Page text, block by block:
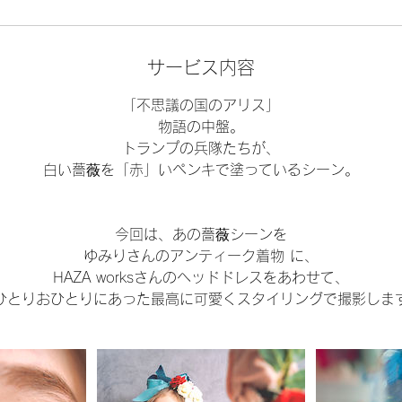
サービス内容
「不思議の国のアリス」
物語の中盤。
トランプの兵隊たちが、
白い薔薇を「赤」いペンキで塗っているシーン。
今回は、あの薔薇シーンを
ゆみりさんのアンティーク着物 に、
HAZA worksさんのヘッドドレスをあわせて、
とりおひとりにあった最高に可愛くスタイリングで撮影しま